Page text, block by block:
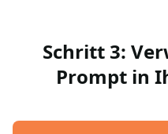
Schritt 3:
Prompt in